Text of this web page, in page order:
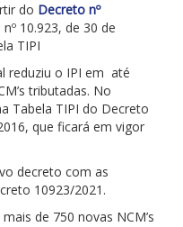
do Decreto nº
10.923, de 30 de
TIPI
reduziu o IPI em até
tributadas. No
Tabela TIPI do Decreto
que ficará em vigor
decreto com as
10923/2021.
de 750 novas NCM’s